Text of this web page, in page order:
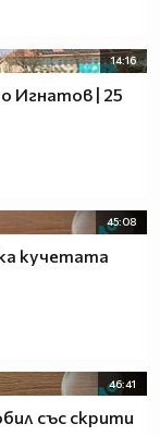
14:16
Игнатов | 25
45:08
кучетата
46:41
със скрити